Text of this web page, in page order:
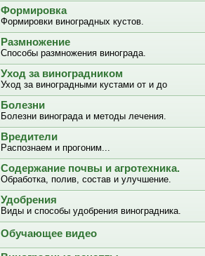
Формировка
Формировки виноградных кустов.
Размножение
Способы размножения винограда.
Уход за виноградником
Уход за виноградными кустами от и до
Болезни
Болезни винограда и методы лечения.
Вредители
Распознаем и прогоним...
Содержание почвы и агротехника.
Обработка, полив, состав и улучшение.
Удобрения
Виды и способы удобрения виноградника.
Обучающее видео